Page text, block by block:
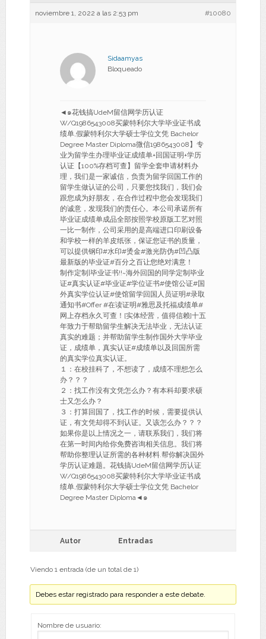
noviembre 1, 2022 a las 2:53 pm #10080
Sidaamyas
Bloqueado
◄๑花钱搞UdeM留信网学历认证
W/Q1986543008买蒙特利尔大学毕业证书成
绩单,假蒙特利尔大学硕士学位文凭 Bachelor
Degree Master Diploma微信1986543008】专
业为留学生办理毕业证成绩单+回国证明+学历
认证【100%存档可查】留学全套申请材料办
理，我们是一家诚信，负责为留学回国工作的
留学生做认证的公司，只要您找我们，我们会
跟您成为好朋友，在合作过程中您会发现我们
的诚意，发现我们的责任心。本公司承诺所有
毕业证成绩单成品全部按照学校原版工艺对照
一比一制作，公司采用的是高端进口印刷设备
和学校一样的羊皮纸张，保证您证书的质量，
可以提供钢印#水印#烫金#激光防伪#凹凸版
最新版的毕业证#百分之百让您绝对满意！
制作定制|毕业证书!!~海外回国的同学定制毕业
证#真实认证#毕业证#学位证书#使馆公证#国
外真实学位认证#使馆留学回国人员证明#录取
通知书#Offer #在读证明#雅思及托福成绩单#
网上存档永久可查！[实体经营，值得信赖]十五
年致力于帮助留学生解决无法毕业，无法认证
真实的难题；并帮助留学生制作国外大学毕业
证，成绩单，真实认证#成绩单以及回国所需
的真实学位真实认证。
１：在校挂科了，不想读了，成绩不理想怎么
办？？？
２：找工作没有文凭怎么办？有本科却要求硕
士又怎么办？
３：打算回国了，找工作的时候，需要提供认
证，有文凭却得不到认证。又该怎么办？？？
如果你是以上情况之一，请联系我们，我们将
在第一时间内给你免费咨询相关信息。我们将
帮助你整理认证所需的各种材料.帮你解决国外
学历认证难题。花钱搞UdeM留信网学历认证
W/Q1986543008买蒙特利尔大学毕业证书成
绩单,假蒙特利尔大学硕士学位文凭 Bachelor
Degree Master Diploma◄๑
Autor Entradas
Viendo 1 entrada (de un total de 1)
Debes estar registrado para responder a este debate.
Nombre de usuario: